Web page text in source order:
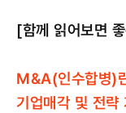
[함께 읽어보면
M&A(인수합병)
기업매각 및 전략